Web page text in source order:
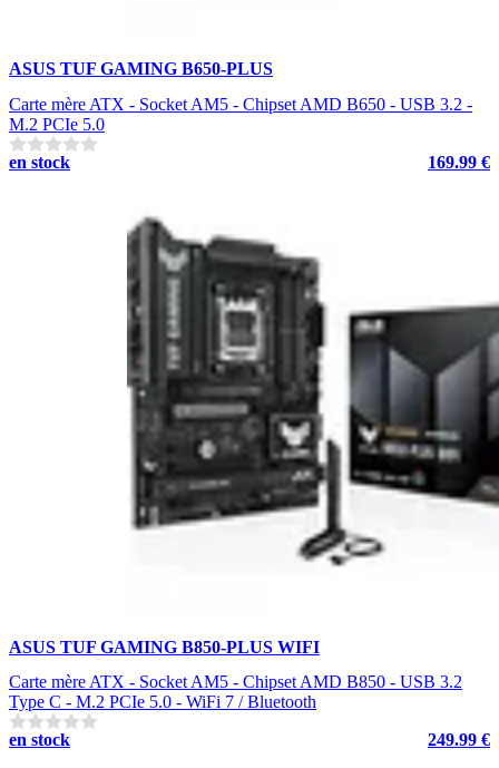
ASUS TUF GAMING B650-PLUS
Carte mère ATX - Socket AM5 - Chipset AMD B650 - USB 3.2 -
M.2 PCIe 5.0
en stock
169.99 €
ASUS TUF GAMING B850-PLUS WIFI
Carte mère ATX - Socket AM5 - Chipset AMD B850 - USB 3.2
Type C - M.2 PCIe 5.0 - WiFi 7 / Bluetooth
en stock
249.99 €